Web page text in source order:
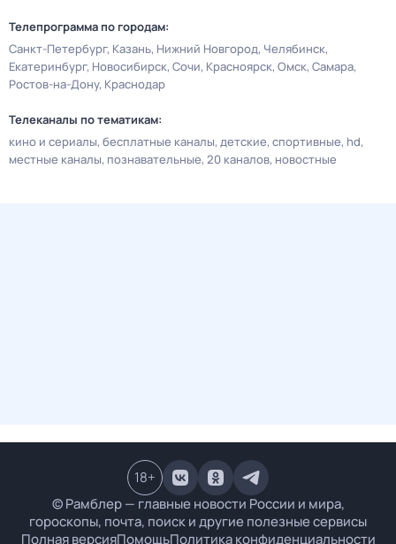
Телепрограмма по городам:
Санкт-Петербург Казань Нижний Новгород Челябинск
Екатеринбург Новосибирск Сочи Красноярск Омск Самара
Ростов-на-Дону Краснодар
Телеканалы по тематикам:
кино и сериалы бесплатные каналы детские спортивные hd
местные каналы познавательные 20 каналов новостные
© Рамблер — главные новости России и мира,
гороскопы, почта, поиск и другие полезные сервисы
Полная версияПомощьПолитика конфиденциальности
18+